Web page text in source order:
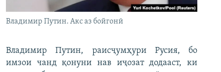
Владимир Путин. Акс аз бойгонӣ
Владимир Путин, раисҷумҳури Русия, бо
имзои чанд қонуни нав иҷозат додааст, ки